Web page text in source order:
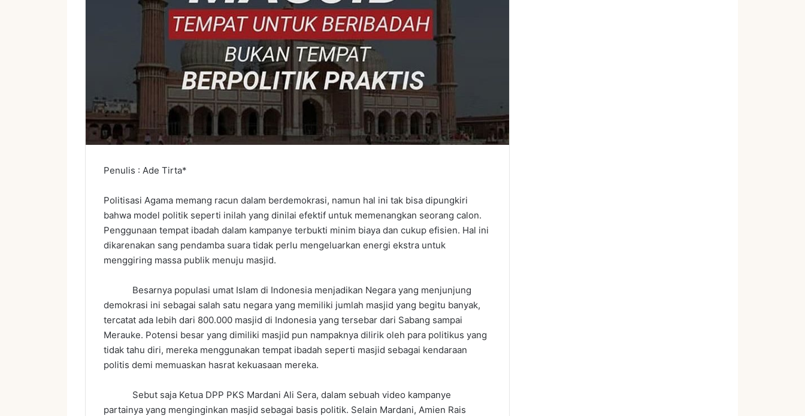
Penulis : Ade Tirta*
Politisasi Agama memang racun dalam berdemokrasi, namun hal ini tak bisa dipungkiri
bahwa model politik seperti inilah yang dinilai efektif untuk memenangkan seorang calon.
Penggunaan tempat ibadah dalam kampanye terbukti minim biaya dan cukup efisien. Hal ini
dikarenakan sang pendamba suara tidak perlu mengeluarkan energi ekstra untuk
menggiring massa publik menuju masjid.
Besarnya populasi umat Islam di Indonesia menjadikan Negara yang menjunjung
demokrasi ini sebagai salah satu negara yang memiliki jumlah masjid yang begitu banyak,
tercatat ada lebih dari 800.000 masjid di Indonesia yang tersebar dari Sabang sampai
Merauke. Potensi besar yang dimiliki masjid pun nampaknya dilirik oleh para politikus yang
tidak tahu diri, mereka menggunakan tempat ibadah seperti masjid sebagai kendaraan
politis demi memuaskan hasrat kekuasaan mereka.
Sebut saja Ketua DPP PKS Mardani Ali Sera, dalam sebuah video kampanye
partainya yang menginginkan masjid sebagai basis politik. Selain Mardani, Amien Rais